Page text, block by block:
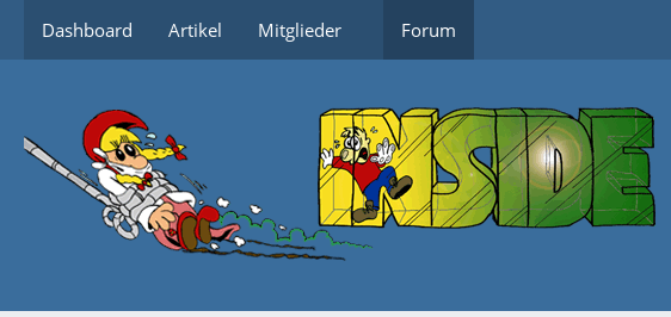
Dashboard Artikel Mitglieder Forum